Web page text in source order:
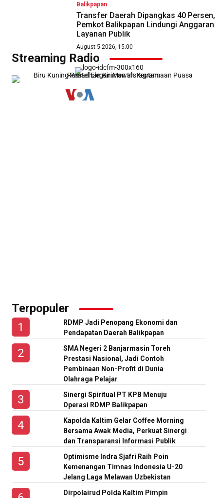
Balikpapan
Transfer Daerah Dipangkas 40 Persen,
Pemkot Balikpapan Lindungi Anggaran
Layanan Publik
August 5 2026, 15:00
Streaming Radio
Terpopuler
RDMP Jadi Penopang Ekonomi dan
Pendapatan Daerah Balikpapan
SMA Negeri 2 Banjarmasin Toreh
Prestasi Nasional, Jadi Contoh
Pembinaan Non-Profit di Dunia
Olahraga Pelajar
Sinergi Spiritual PT KPB Menuju
Operasi RDMP Balikpapan
Kapolda Kaltim Gelar Coffee Morning
Bersama Awak Media, Perkuat Sinergi
dan Transparansi Informasi Publik
Optimisme Indra Sjafri Raih Poin
Kemenangan Timnas Indonesia U-20
Jelang Laga Melawan Uzbekistan
Dirpolairud Polda Kaltim Pimpin